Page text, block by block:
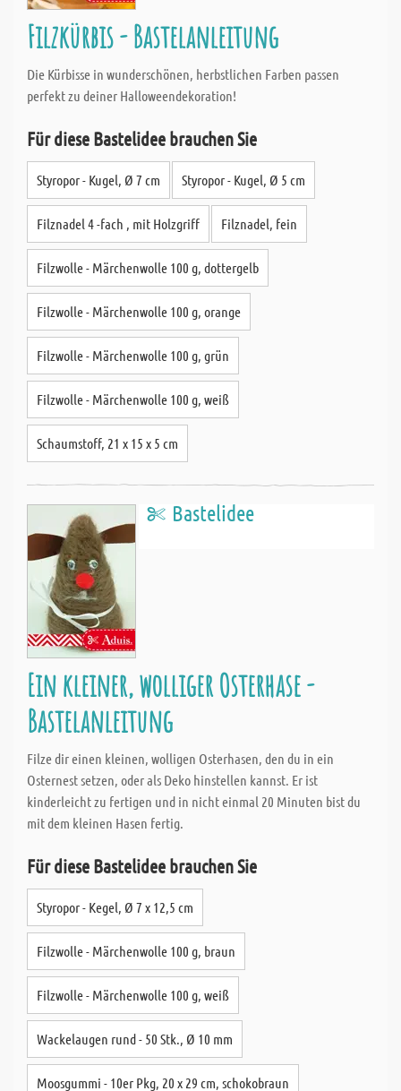
Filzkürbis - Bastelanleitung
Die Kürbisse in wunderschönen, herbstlichen Farben passen
perfekt zu deiner Halloweendekoration!
Für diese Bastelidee brauchen Sie
Styropor - Kugel, Ø 7 cm Styropor - Kugel, Ø 5 cm
Filznadel 4 -fach , mit Holzgriff Filznadel, fein
Filzwolle - Märchenwolle 100 g, dottergelb
Filzwolle - Märchenwolle 100 g, orange
Filzwolle - Märchenwolle 100 g, grün
Filzwolle - Märchenwolle 100 g, weiß
Schaumstoff, 21 x 15 x 5 cm
Bastelidee
Ein kleiner, wolliger Osterhase -
Bastelanleitung
Filze dir einen kleinen, wolligen Osterhasen, den du in ein
Osternest setzen, oder als Deko hinstellen kannst. Er ist
kinderleicht zu fertigen und in nicht einmal 20 Minuten bist du
mit dem kleinen Hasen fertig.
Für diese Bastelidee brauchen Sie
Styropor - Kegel, Ø 7 x 12,5 cm
Filzwolle - Märchenwolle 100 g, braun
Filzwolle - Märchenwolle 100 g, weiß
Wackelaugen rund - 50 Stk., Ø 10 mm
Moosgummi - 10er Pkg, 20 x 29 cm, schokobraun